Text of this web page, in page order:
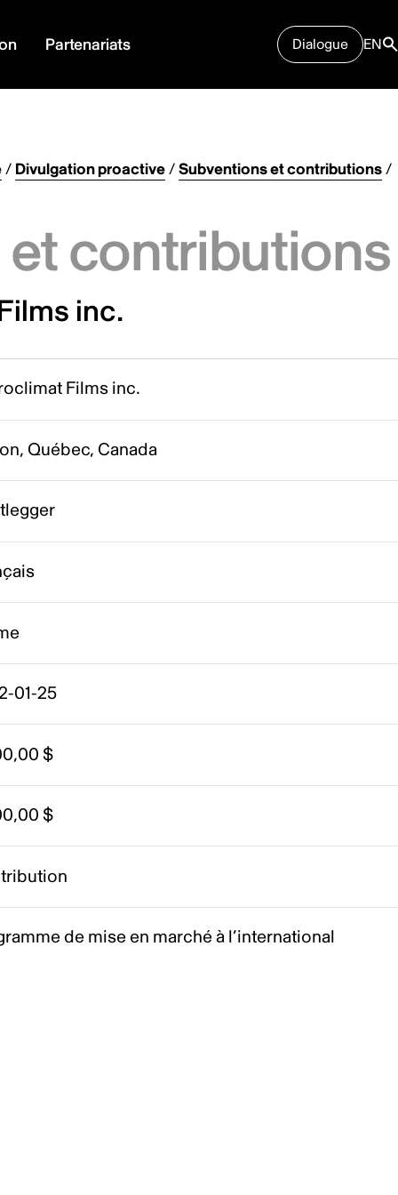
Partenariats Dialogue EN
/ Divulgation proactive/Subventions et contributions/
contributions
inc.
Films inc.
Québec, Canada
01-25
$
$
de mise en marché à l’international